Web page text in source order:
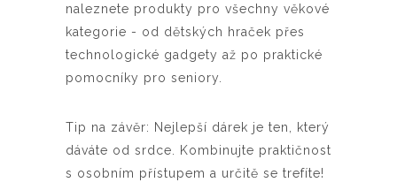
naleznete produkty pro všechny věkové
kategorie - od dětských hraček přes
technologické gadgety až po praktické
pomocníky pro seniory.
Tip na závěr: Nejlepší dárek je ten, který
dáváte od srdce. Kombinujte praktičnost
s osobním přístupem a určitě se trefíte!